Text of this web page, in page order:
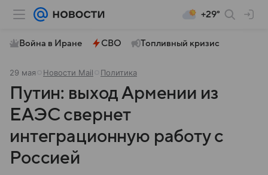
+29°
Война в Иране СВО Топливный кризис
29 мая Новости Mail Политика
Путин: выход Армении из
ЕАЭС свернет
интеграционную работу с
Россией